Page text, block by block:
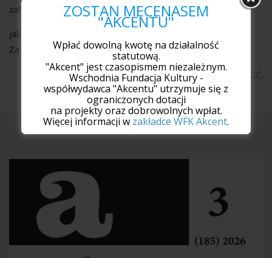
zabija”
Jak Cyganka Carmen nikt nie czuł się odpowiedzialny
Za krzywdę którą wyrządza usidlonym
Więcej wierszy w tradycyjnym wydaniu „Akcentu”.
Najnowszy numer
ZOSTAŃ MECENASEM
"AKCENTU"
Wpłać dowolną kwotę na działalność
statutową.
"Akcent" jest czasopismem niezależnym.
Wschodnia Fundacja Kultury -
współwydawca "Akcentu" utrzymuje się z
ograniczonych dotacji
na projekty oraz dobrowolnych wpłat.
Więcej informacji w zakładce WFK Akcent.